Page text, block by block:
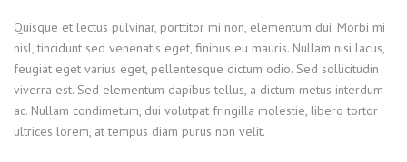
Quisque et lectus pulvinar, porttitor mi non, elementum dui. Morbi mi
nisl, tincidunt sed venenatis eget, finibus eu mauris. Nullam nisi lacus,
feugiat eget varius eget, pellentesque dictum odio. Sed sollicitudin
viverra est. Sed elementum dapibus tellus, a dictum metus interdum
ac. Nullam condimetum, dui volutpat fringilla molestie, libero tortor
ultrices lorem, at tempus diam purus non velit.